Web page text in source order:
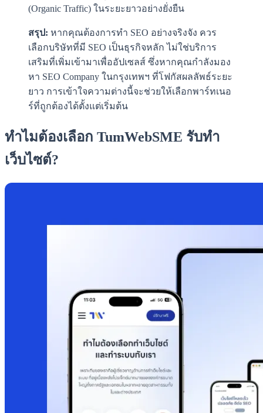
(Organic Traffic) ในระยะยาวอย่างยั่งยืน
สรุป: หากคุณต้องการทำ SEO อย่างจริงจัง ควร
เลือกบริษัทที่มี SEO เป็นธุรกิจหลัก ไม่ใช่บริการ
เสริมที่เพิ่มเข้ามาเพื่ออัปเซลส์ ซึ่งหากคุณกำลังมอง
หา SEO Company ในกรุงเทพฯ ที่โฟกัสผลลัพธ์ระยะ
ยาว การเข้าใจความต่างนี้จะช่วยให้เลือกพาร์ทเนอ
ร์ที่ถูกต้องได้ตั้งแต่เริ่มต้น
ทำไมต้องเลือก TumWebSME รับทำ
เว็บไซต์?